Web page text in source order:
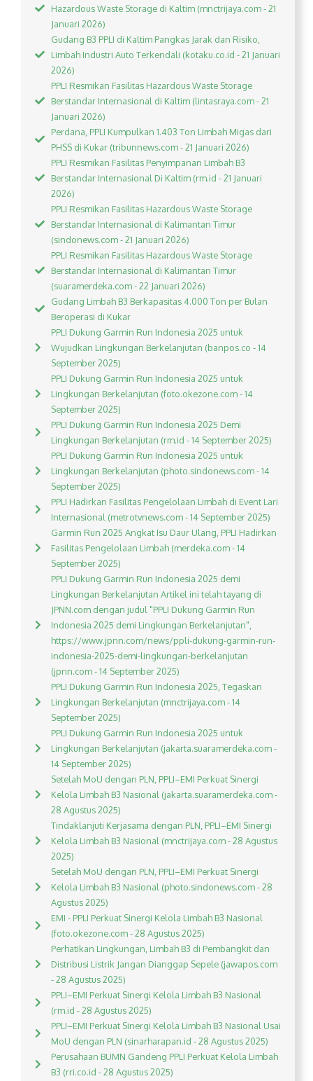
Hazardous Waste Storage di Kaltim (mnctrijaya.com - 21
Januari 2026)
Gudang B3 PPLI di Kaltim Pangkas Jarak dan Risiko,
Limbah Industri Auto Terkendali (kotaku.co.id - 21 Januari
2026)
PPLI Resmikan Fasilitas Hazardous Waste Storage
Berstandar Internasional di Kaltim (lintasraya.com - 21
Januari 2026)
Perdana, PPLI Kumpulkan 1.403 Ton Limbah Migas dari
PHSS di Kukar (tribunnews.com - 21 Januari 2026)
PPLI Resmikan Fasilitas Penyimpanan Limbah B3
Berstandar Internasional Di Kaltim (rm.id - 21 Januari
2026)
PPLI Resmikan Fasilitas Hazardous Waste Storage
Berstandar Internasional di Kalimantan Timur
(sindonews.com - 21 Januari 2026)
PPLI Resmikan Fasilitas Hazardous Waste Storage
Berstandar Internasional di Kalimantan Timur
(suaramerdeka.com - 22 Januari 2026)
Gudang Limbah B3 Berkapasitas 4.000 Ton per Bulan
Beroperasi di Kukar
PPLI Dukung Garmin Run Indonesia 2025 untuk
Wujudkan Lingkungan Berkelanjutan (banpos.co - 14
September 2025)
PPLI Dukung Garmin Run Indonesia 2025 untuk
Lingkungan Berkelanjutan (foto.okezone.com - 14
September 2025)
PPLI Dukung Garmin Run Indonesia 2025 Demi
Lingkungan Berkelanjutan (rm.id - 14 September 2025)
PPLI Dukung Garmin Run Indonesia 2025 untuk
Lingkungan Berkelanjutan (photo.sindonews.com - 14
September 2025)
PPLI Hadirkan Fasilitas Pengelolaan Limbah di Event Lari
Internasional (metrotvnews.com - 14 September 2025)
Garmin Run 2025 Angkat Isu Daur Ulang, PPLI Hadirkan
Fasilitas Pengelolaan Limbah (merdeka.com - 14
September 2025)
PPLI Dukung Garmin Run Indonesia 2025 demi
Lingkungan Berkelanjutan Artikel ini telah tayang di
JPNN.com dengan judul "PPLI Dukung Garmin Run
Indonesia 2025 demi Lingkungan Berkelanjutan",
https://www.jpnn.com/news/ppli-dukung-garmin-run-
indonesia-2025-demi-lingkungan-berkelanjutan
(jpnn.com - 14 September 2025)
PPLI Dukung Garmin Run Indonesia 2025, Tegaskan
Lingkungan Berkelanjutan (mnctrijaya.com - 14
September 2025)
PPLI Dukung Garmin Run Indonesia 2025 untuk
Lingkungan Berkelanjutan (jakarta.suaramerdeka.com -
14 September 2025)
Setelah MoU dengan PLN, PPLI–EMI Perkuat Sinergi
Kelola Limbah B3 Nasional (jakarta.suaramerdeka.com -
28 Agustus 2025)
Tindaklanjuti Kerjasama dengan PLN, PPLI–EMI Sinergi
Kelola Limbah B3 Nasional (mnctrijaya.com - 28 Agustus
2025)
Setelah MoU dengan PLN, PPLI–EMI Perkuat Sinergi
Kelola Limbah B3 Nasional (photo.sindonews.com - 28
Agustus 2025)
EMI - PPLI Perkuat Sinergi Kelola Limbah B3 Nasional
(foto.okezone.com - 28 Agustus 2025)
Perhatikan Lingkungan, Limbah B3 di Pembangkit dan
Distribusi Listrik Jangan Dianggap Sepele (jawapos.com
- 28 Agustus 2025)
PPLI–EMI Perkuat Sinergi Kelola Limbah B3 Nasional
(rm.id - 28 Agustus 2025)
PPLI–EMI Perkuat Sinergi Kelola Limbah B3 Nasional Usai
MoU dengan PLN (sinarharapan.id - 28 Agustus 2025)
Perusahaan BUMN Gandeng PPLI Perkuat Kelola Limbah
B3 (rri.co.id - 28 Agustus 2025)